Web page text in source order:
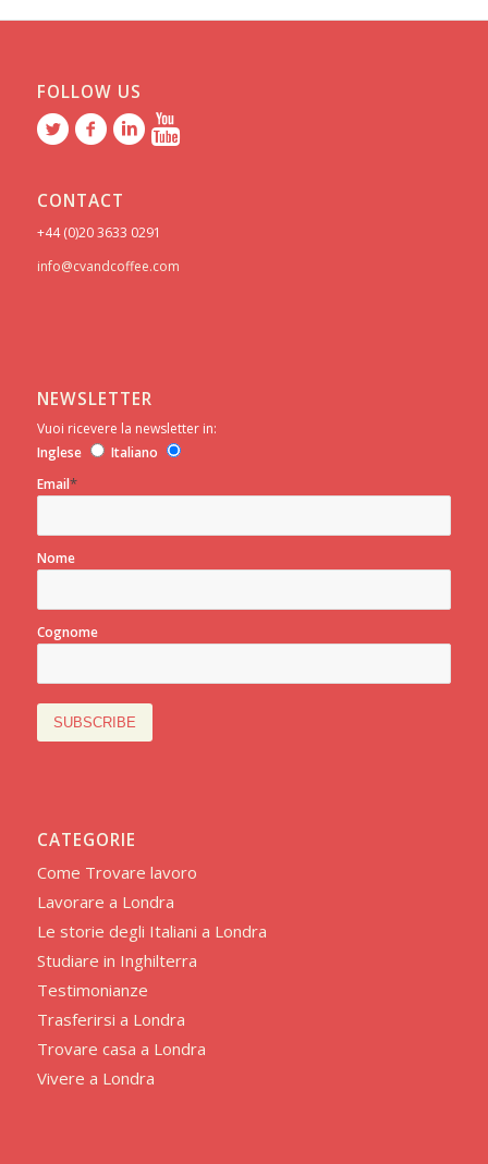
FOLLOW US
CONTACT
+44 (0)20 3633 0291
info@cvandcoffee.com
NEWSLETTER
Vuoi ricevere la newsletter in:
Inglese
Italiano
Email*
Nome
Cognome
CATEGORIE
Come Trovare lavoro
Lavorare a Londra
Le storie degli Italiani a Londra
Studiare in Inghilterra
Testimonianze
Trasferirsi a Londra
Trovare casa a Londra
Vivere a Londra